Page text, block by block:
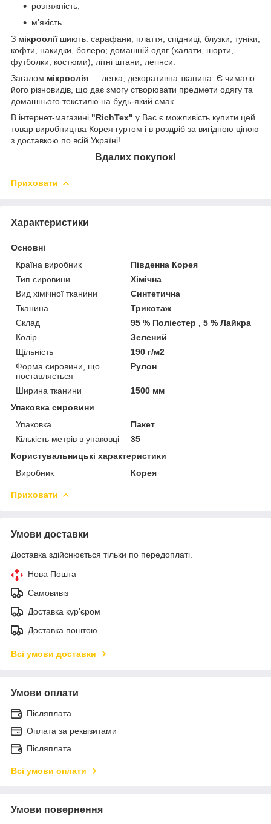
розтяжність;
м'якість.
З мікрооліїшиють: сарафани, плаття, спідниці; блузки, туніки,
кофти, накидки, болеро; домашній одяг (халати, шорти,
футболки, костюми); літні штани, легінси.
Загалом мікроолія — легка, декоративна тканина. Є чимало
його різновидів, що дає змогу створювати предмети одягу та
домашнього текстилю на будь-який смак.
В інтернет-магазині "RichTex" у Вас є можливість купити цей
товар виробництва Корея гуртом і в роздріб за вигідною ціною
з доставкою по всій Україні!
Вдалих покупок!
Приховати
Характеристики
Основні
Країна виробник
Південна Корея
Тип сировини
Хімічна
Вид хімічної тканини
Синтетична
Тканина
Трикотаж
Склад
95 % Поліестер , 5 % Лайкра
Колір
Зелений
Щільність
190 г/м2
Форма сировини, що
поставляється
Рулон
Ширина тканини
1500 мм
Упаковка сировини
Упаковка
Пакет
Кількість метрів в упаковці
35
Користувальницькі характеристики
Виробник
Корея
Приховати
Умови доставки
Доставка здійснюється тільки по передоплаті.
Нова Пошта
Самовивіз
Доставка кур'єром
Доставка поштою
Всі умови доставки
Умови оплати
Післяплата
Оплата за реквізитами
Післяплата
Всі умови оплати
Умови повернення